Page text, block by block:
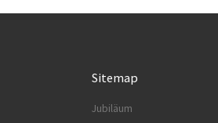
Sitemap
Jubiläum